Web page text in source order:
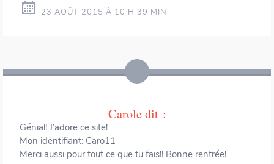
23 AOÛT 2015 À 10 H 39 MIN
Caroledit :
Génial! J’adore ce site!
Mon identifiant: Caro11
Merci aussi pour tout ce que tu fais!! Bonne rentrée!